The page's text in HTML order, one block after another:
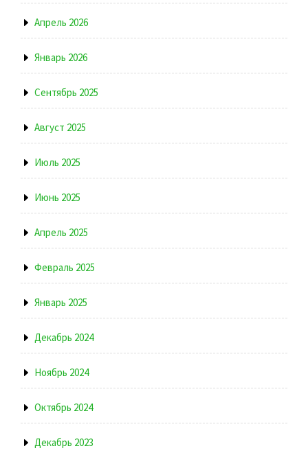
Апрель 2026
Январь 2026
Сентябрь 2025
Август 2025
Июль 2025
Июнь 2025
Апрель 2025
Февраль 2025
Январь 2025
Декабрь 2024
Ноябрь 2024
Октябрь 2024
Декабрь 2023